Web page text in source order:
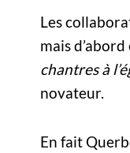
Les
mais
chantres à
novateur.
En fait